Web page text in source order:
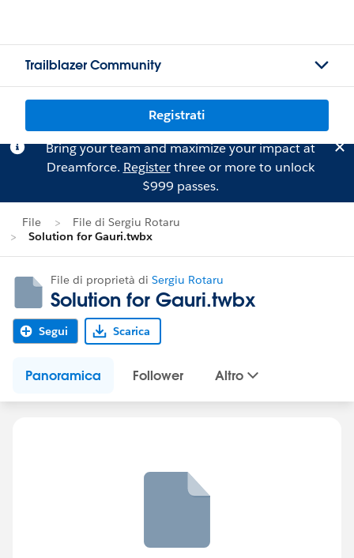
Trailblazer Community
Registrati
Bring your team and maximize your impact at
Dreamforce. Registerthree or more to unlock
$999 passes.
File
File di Sergiu Rotaru
Solution for Gauri.twbx
File di proprietà di Sergiu Rotaru
Solution for Gauri.twbx
Segui Scarica
Panoramica Follower Altro